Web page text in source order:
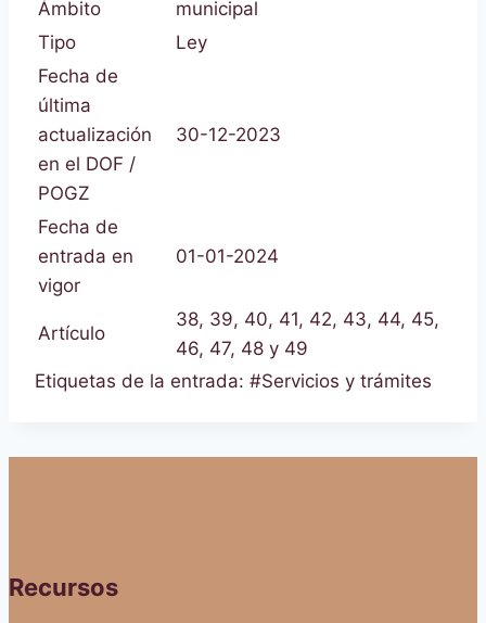
Ámbito
municipal
Tipo
Ley
Fecha de
última
actualización
en el DOF /
POGZ
30-12-2023
Fecha de
entrada en
vigor
01-01-2024
Artículo
38, 39, 40, 41, 42, 43, 44, 45,
46, 47, 48 y 49
Etiquetas de la entrada: #Servicios y trámites
Recursos